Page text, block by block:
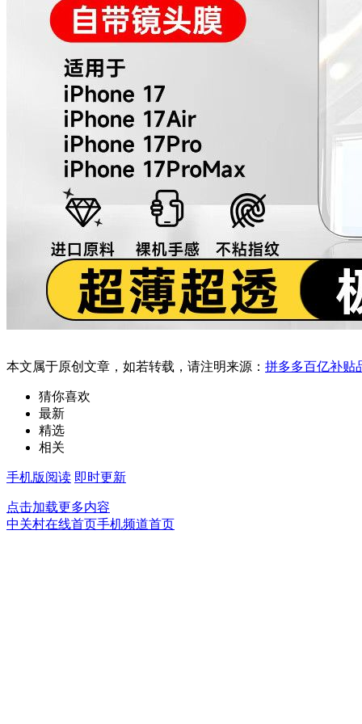
本文属于原创文章，如若转载，请注明来源： 拼多多百亿补贴
猜你喜欢
最新
精选
相关
手机版阅读 即时更新
点击加载更多内容
中关村在线首页手机频道首页